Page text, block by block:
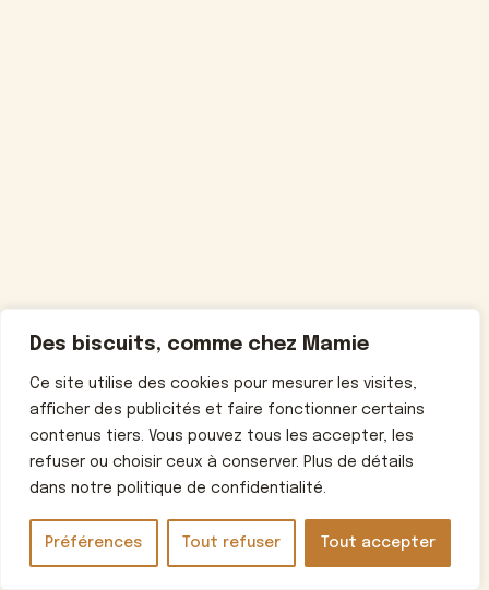
Des biscuits, comme chez Mamie
Ce site utilise des cookies pour mesurer les visites,
afficher des publicités et faire fonctionner certains
contenus tiers. Vous pouvez tous les accepter, les
refuser ou choisir ceux à conserver. Plus de détails
dans notre politique de confidentialité.
Préférences Tout refuser Tout accepter